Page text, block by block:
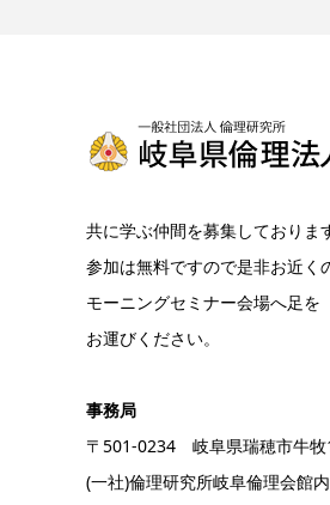
共に学ぶ仲間を募集しておりま
参加は無料ですので是非お近く
モーニングセミナー会場へ足を
お運びください。
事務局
〒501-0234 岐阜県瑞穂市牛牧
(一社)倫理研究所岐阜倫理会館内